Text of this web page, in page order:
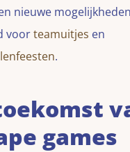
nieuwe mogelijkheden
voorteamuitjes en
.
games